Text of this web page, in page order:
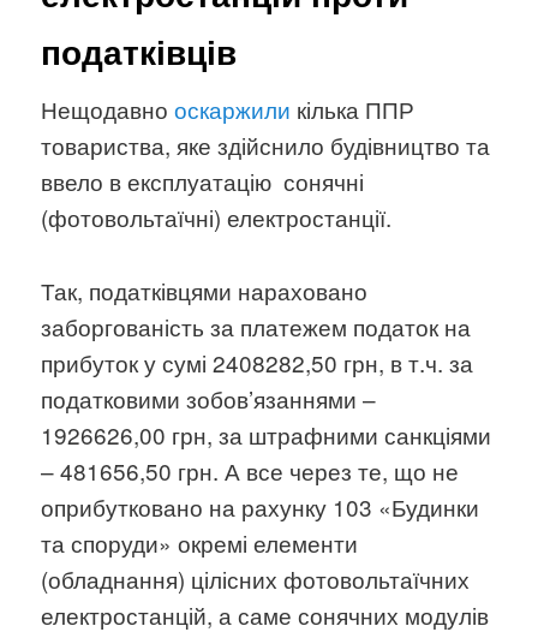
податківців
Нещодавнооскаржили кілька ППР
товариства, яке здійснило будівництво та
ввело в експлуатацію сонячні
(фотовольтаїчні) електростанції.
Так, податківцями нараховано
заборгованість за платежем податок на
прибуток у сумі 2408282,50 грн, в т.ч. за
податковими зобов’язаннями –
1926626,00 грн, за штрафними санкціями
– 481656,50 грн. А все через те, що не
оприбутковано на рахунку 103 «Будинки
та споруди» окремі елементи
(обладнання) цілісних фотовольтаїчних
електростанцій, а саме сонячних модулів